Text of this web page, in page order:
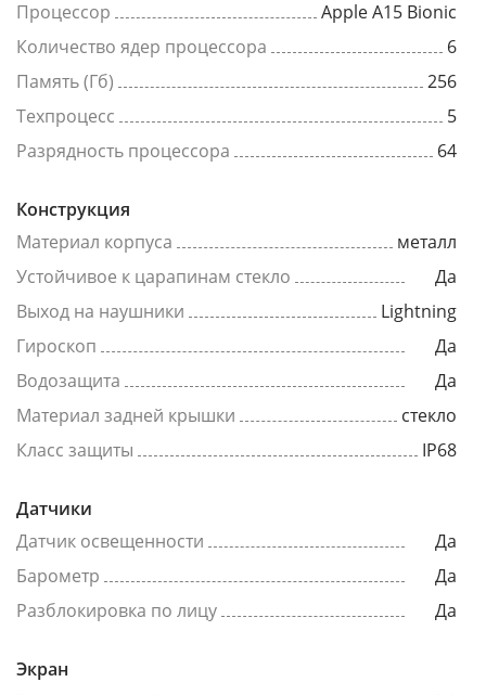
Процессор
Apple A15 Bionic
Количество ядер процессора
6
Память (Гб)
256
Техпроцесс
5
Разрядность процессора
64
Конструкция
Материал корпуса
металл
Устойчивое к царапинам стекло
Да
Выход на наушники
Lightning
Гироскоп
Да
Водозащита
Да
Материал задней крышки
стекло
Класс защиты
IP68
Датчики
Датчик освещенности
Да
Барометр
Да
Разблокировка по лицу
Да
Экран